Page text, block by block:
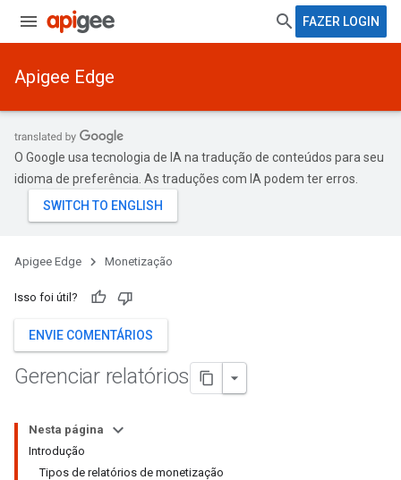
FAZER LOGIN
Apigee Edge
O Google usa tecnologia de IA na tradução de conteúdos para seu
idioma de preferência. As traduções com IA podem ter erros.
Apigee Edge Monetização
Isso foi útil?
ENVIE COMENTÁRIOS
Gerenciar relatórios
Nesta página
Introdução
Tipos de relatórios de monetização